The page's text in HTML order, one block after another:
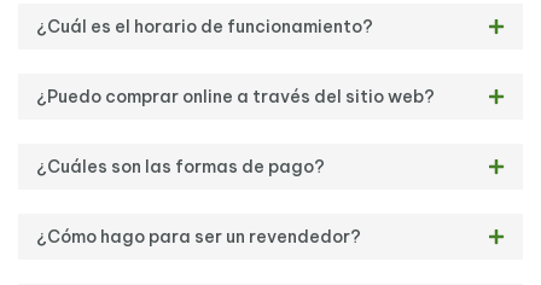
¿Cuál es el horario de funcionamiento?
¿Puedo comprar online a través del sitio web?
¿Cuáles son las formas de pago?
¿Cómo hago para ser un revendedor?